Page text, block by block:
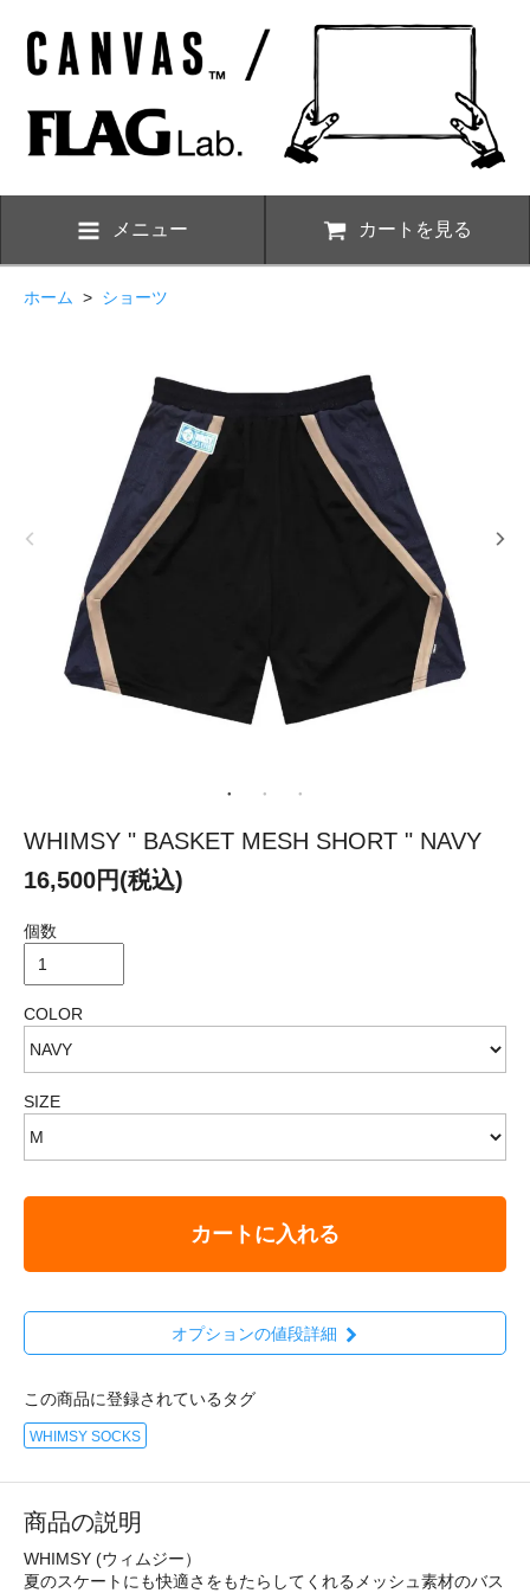
メニュー カートを見る
ホーム > ショーツ
WHIMSY " BASKET MESH SHORT " NAVY
16,500円(税込)
個数
COLOR
SIZE
カートに入れる
オプションの値段詳細
この商品に登録されているタグ
WHIMSY SOCKS
商品の説明
WHIMSY (ウィムジー）
夏のスケートにも快適さをもたらしてくれるメッシュ素材のバス